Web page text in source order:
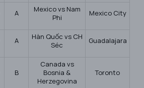
A
Mexico vs Nam
Phi
Mexico City
A
Hàn Quốc vs CH
Séc
Guadalajara
B
Canada vs
Bosnia &
Herzegovina
Toronto